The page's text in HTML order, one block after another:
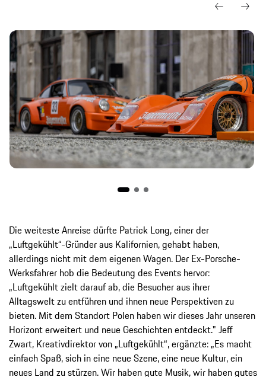
Die weiteste Anreise dürfte Patrick Long, einer der
„Luftgekühlt“-Gründer aus Kalifornien, gehabt haben,
allerdings nicht mit dem eigenen Wagen. Der Ex-Porsche-
Werksfahrer hob die Bedeutung des Events hervor:
„Luftgekühlt zielt darauf ab, die Besucher aus ihrer
Alltagswelt zu entführen und ihnen neue Perspektiven zu
bieten. Mit dem Standort Polen haben wir dieses Jahr unseren
Horizont erweitert und neue Geschichten entdeckt." Jeff
Zwart, Kreativdirektor von „Luftgekühlt“, ergänzte: „Es macht
einfach Spaß, sich in eine neue Szene, eine neue Kultur, ein
neues Land zu stürzen. Wir haben gute Musik, wir haben gutes